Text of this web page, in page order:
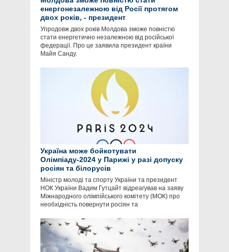
енергонезалежною від Росії протягом
двох років, - президент
Упродовж двох років Молдова зможе повністю
стати енергетично незалежною від російської
федерації. Про це заявила президент країни
Майя Санду.
Україна може бойкотувати
Олімпіаду-2024 у Парижі у разі допуску
росіян та білорусів
Міністр молоді та спорту України та президент
НОК України Вадим Гутцайт відреагував на заяву
Міжнародного олімпійського комітету (МОК) про
необхідність повернути росіян та